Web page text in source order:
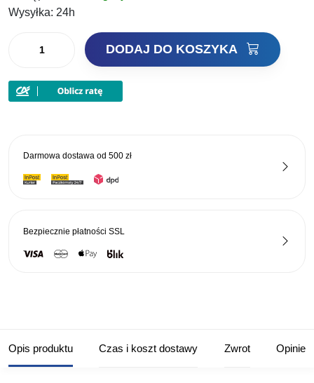
Wysyłka: 24h
Savage
Cannibal
White
Black
DODAJ DO KOSZYKA
Darmowa dostawa od 500 zł
Bezpiecznie płatności SSL
Opis produktu Czas i koszt dostawy Zwrot Opinie